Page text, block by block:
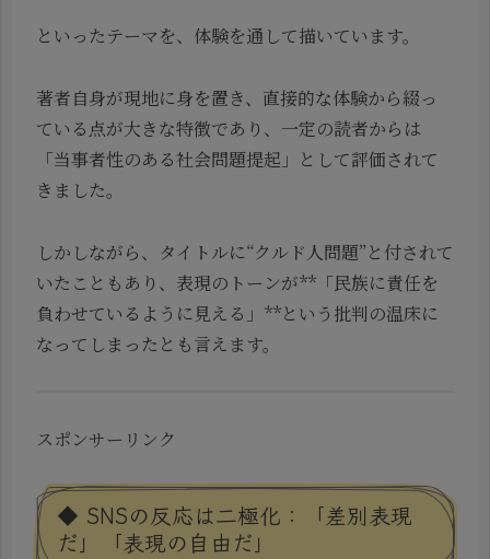
といったテーマを、体験を通して描いています。
著者自身が現地に身を置き、直接的な体験から綴っ
ている点が大きな特徴であり、一定の読者からは
「当事者性のある社会問題提起」として評価されて
きました。
しかしながら、タイトルに“クルド人問題”と付されて
いたこともあり、表現のトーンが**「民族に責任を
負わせているように見える」**という批判の温床に
なってしまったとも言えます。
スポンサーリンク
◆ SNSの反応は二極化：「差別表現
だ」「表現の自由だ」